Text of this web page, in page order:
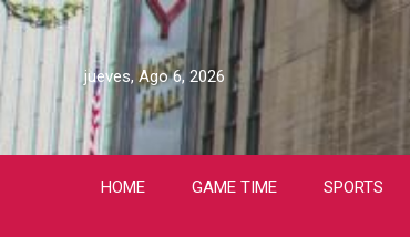
jueves, Ago 6, 2026
HOME GAME TIME SPORTS